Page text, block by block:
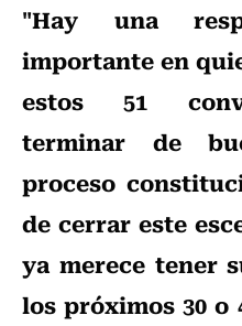
"Hay una
importante en
estos 51
terminar de
proceso
de cerrar este
ya merece tener
los próximos 30 o